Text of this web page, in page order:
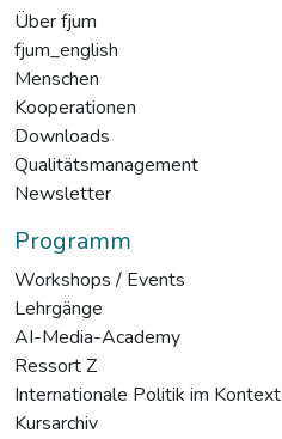
Über fjum
fjum_english
Menschen
Kooperationen
Downloads
Qualitätsmanagement
Newsletter
Programm
Workshops / Events
Lehrgänge
AI-Media-Academy
Ressort Z
Internationale Politik im Kontext
Kursarchiv